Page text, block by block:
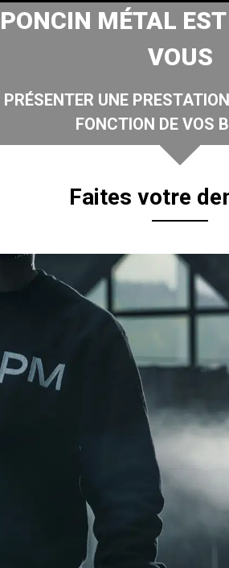
PONCIN MÉTAL
VOUS
PRÉSENTER UNE
FONCTION DE VOS
Faites votre